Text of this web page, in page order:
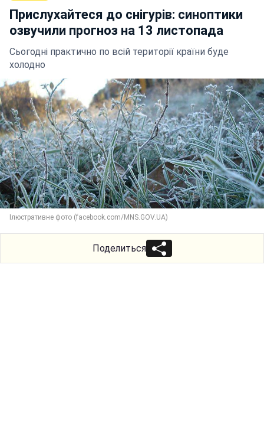
Прислухайтеся до снігурів: синоптики
озвучили прогноз на 13 листопада
Сьогодні практично по всій території країни буде
холодно
Ілюстративне фото (facebook.com/MNS.GOV.UA)
Поделиться